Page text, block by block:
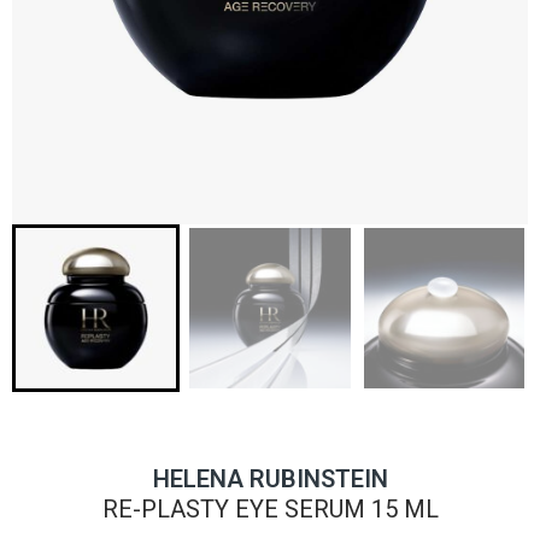
HELENA RUBINSTEIN
RE-PLASTY EYE SERUM 15 ML